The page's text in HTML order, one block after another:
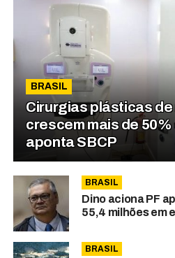
BRASIL
Cirurgias plásticas de
crescem mais de 50%
aponta SBCP
BRASIL
Dino aciona PF
55,4 milhões em
BRASIL